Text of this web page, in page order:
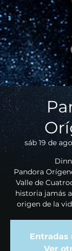
sáb 19 de ago
Pandora
Valle de
historia jamás
origen de la
Entradas
Ver